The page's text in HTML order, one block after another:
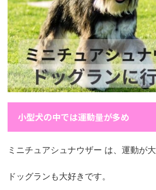
小型犬の中では運動量が多め
ミニチュアシュナウザー は、運動が大
ドッグランも大好きです。